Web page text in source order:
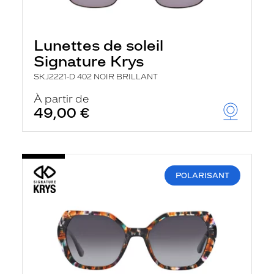
Lunettes de soleil
Signature Krys
SKJ2221-D 402 NOIR BRILLANT
À partir de
49,00 €
POLARISANT